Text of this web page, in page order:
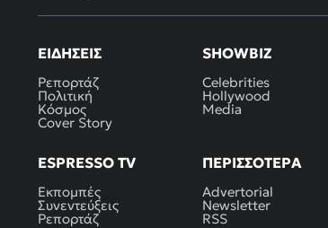
ΕΙΔΉΣΕΙΣ
Ρεπορτάζ
Πολιτική
Κόσμος
Cover Story
SHOWBIZ
Celebrities
Hollywood
Media
ESPRESSO TV
Εκπομπές
Συνεντεύξεις
Ρεπορτάζ
ΠΕΡΙΣΣΌΤΕΡΑ
Advertorial
Newsletter
RSS